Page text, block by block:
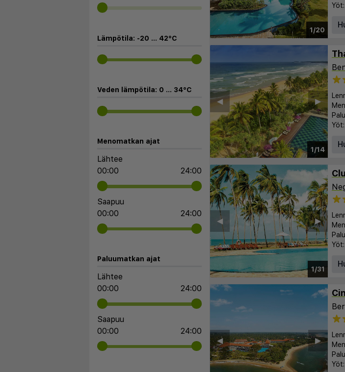
Lämpötila: -20 ... 42°C
Veden lämpötila: 0 ... 34°C
Menomatkan ajat
Lähtee
00:00
24:00
Saapuu
00:00
24:00
Paluumatkan ajat
Lähtee
00:00
24:00
Saapuu
00:00
24:00
1/20
Yöt:
1/14
▶︎
◀︎
Yöt:
1/31
▶︎
◀︎
Yöt:
▶︎
◀︎
Yöt: